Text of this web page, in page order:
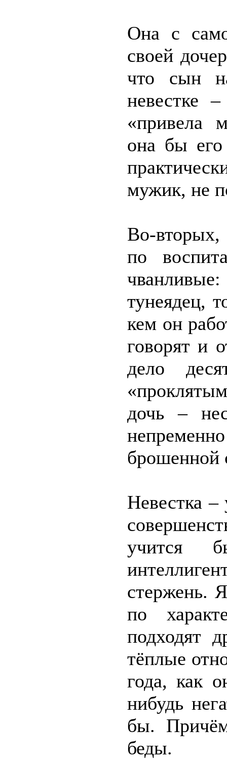
Она с
своей
что сын
невестке
«привела
она бы
мужик, не
Во-вторых,
по
чванливые:
тунеядец,
кем он
говорят и
дело
дочь –
брошенной
Невестка –
учится
стержень.
по
подходят
тёплые
года, как
нибудь
бы.
беды.